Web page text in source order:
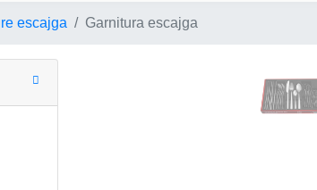
escajga Garnitura escajga